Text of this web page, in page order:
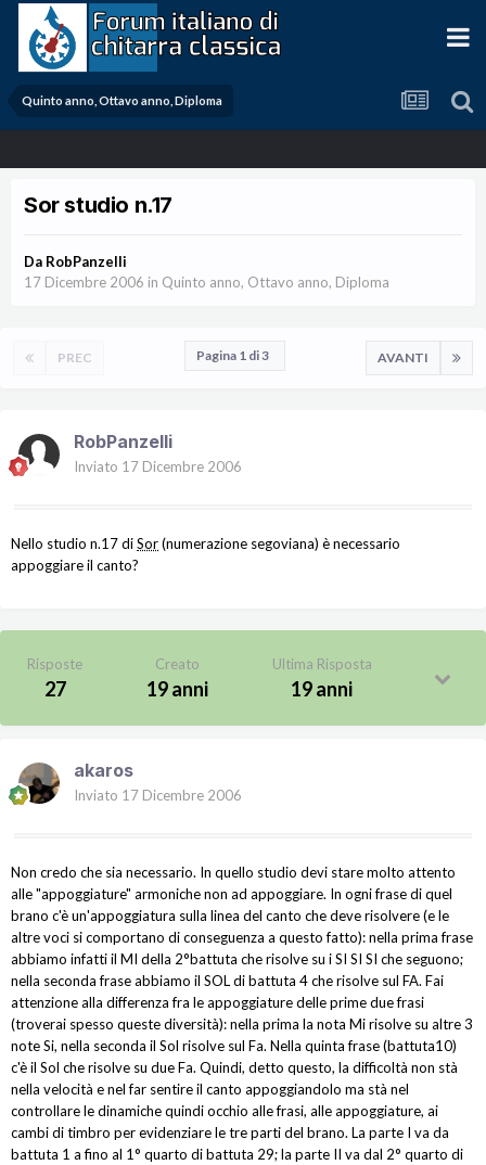
Quinto anno, Ottavo anno, Diploma
Sor studio n.17
Da RobPanzelli
17 Dicembre 2006 in Quinto anno, Ottavo anno, Diploma
PREC AVANTI
Pagina 1 di 3
RobPanzelli
Inviato 17 Dicembre 2006
Nello studio n.17 diSor(numerazione segoviana) è necessario
appoggiare il canto?
Risposte
27
Creato
19 anni
Ultima Risposta
19 anni
akaros
Inviato 17 Dicembre 2006
Non credo che sia necessario. In quello studio devi stare molto attento
alle "appoggiature" armoniche non ad appoggiare. In ogni frase di quel
brano c'è un'appoggiatura sulla linea del canto che deve risolvere (e le
altre voci si comportano di conseguenza a questo fatto): nella prima frase
abbiamo infatti il MI della 2°battuta che risolve su i SI SI SI che seguono;
nella seconda frase abbiamo il SOL di battuta 4 che risolve sul FA. Fai
attenzione alla differenza fra le appoggiature delle prime due frasi
(troverai spesso queste diversità): nella prima la nota Mi risolve su altre 3
note Si, nella seconda il Sol risolve sul Fa. Nella quinta frase (battuta10)
c'è il Sol che risolve su due Fa. Quindi, detto questo, la difficoltà non stà
nella velocità e nel far sentire il canto appoggiandolo ma stà nel
controllare le dinamiche quindi occhio alle frasi, alle appoggiature, ai
cambi di timbro per evidenziare le tre parti del brano. La parte I va da
battuta 1 a fino al 1° quarto di battuta 29; la parte II va dal 2° quarto di